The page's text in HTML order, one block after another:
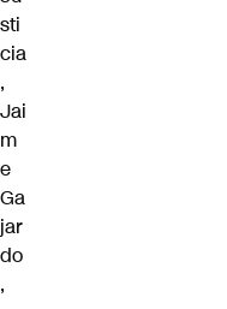
sti
cia
,
Jai
m
e
Ga
jar
do
,